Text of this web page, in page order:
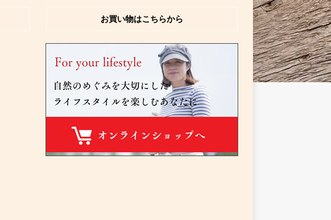
お買い物はこちらから